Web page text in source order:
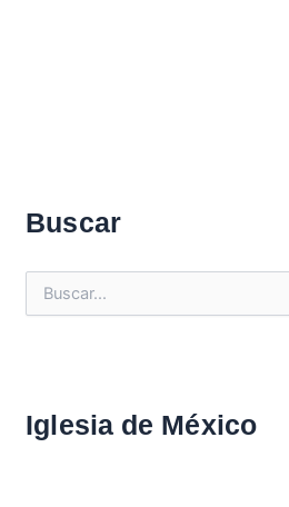
Buscar
u
Iglesia de México